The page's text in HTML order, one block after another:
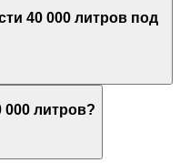
40 000 литров под
000 литров?